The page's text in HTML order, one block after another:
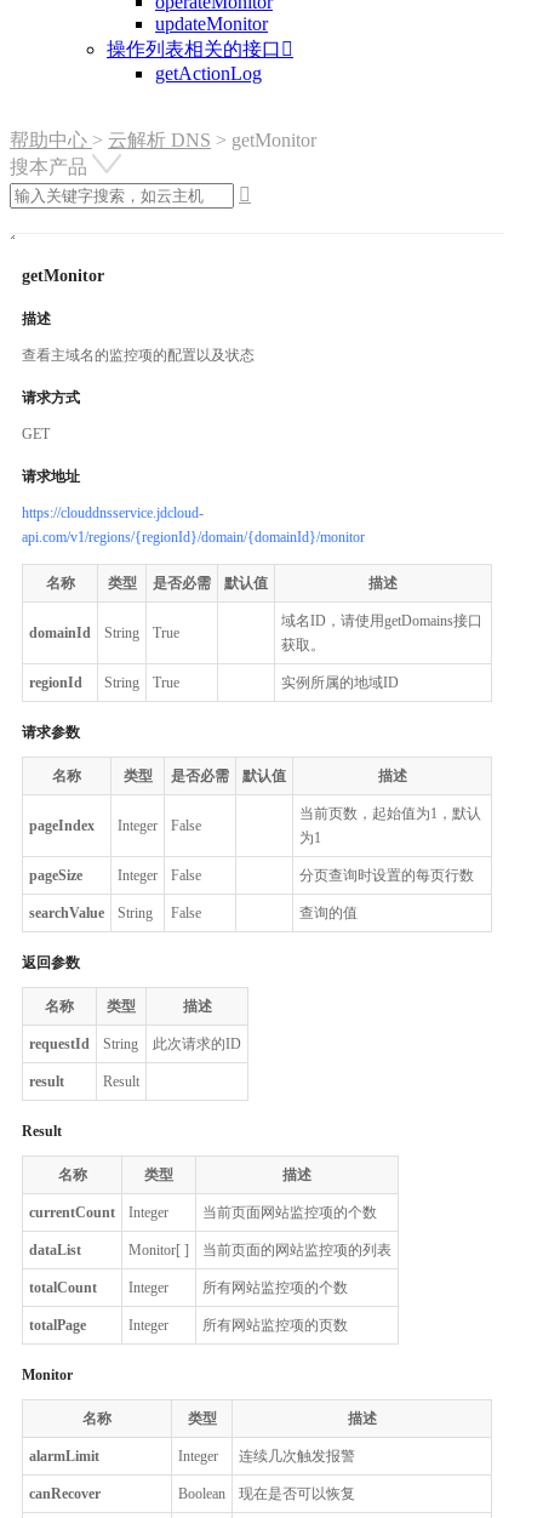
updateMonitor
操作列表相关的接口 
getActionLog
帮助中心 > 云解析 DNS > getMonitor
搜本产品

getMonitor
描述
查看主域名的监控项的配置以及状态
请求方式
GET
请求地址
https://clouddnsservice.jdcloud-
api.com/v1/regions/{regionId}/domain/{domainId}/monitor
名称 类型 是否必需 默认值 描述
domainId String True
域名ID，请使用getDomains接口
获取。
regionId String True 实例所属的地域ID
请求参数
名称 类型 是否必需 默认值 描述
pageIndex Integer False
当前页数，起始值为1，默认
为1
pageSize Integer False 分页查询时设置的每页行数
searchValue String False 查询的值
返回参数
名称 类型 描述
requestId String 此次请求的ID
result Result
Result
名称 类型 描述
currentCount Integer 当前页面网站监控项的个数
dataList Monitor[ ] 当前页面的网站监控项的列表
totalCount Integer 所有网站监控项的个数
totalPage Integer 所有网站监控项的页数
Monitor
名称 类型 描述
alarmLimit Integer 连续几次触发报警
canRecover Boolean 现在是否可以恢复